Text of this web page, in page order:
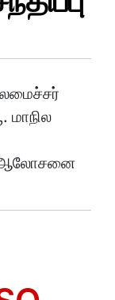
மாநில
ஆலோசனை